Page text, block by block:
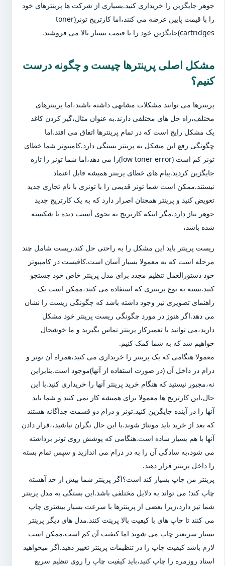
جوهر جایگزین را خریداری کنید.بسیاری از شرکت ها پرینترهای خود
را با قیمت پایین عرضه می کنند،اما کارتریج تونر(toner
cartridges)جایگزین خود را با قیمت بسیار بالا می فروشند.
مشکل اصلی پرینترها چیست و چگونه درست
کنیم؟
پرینترها می توانند مشکلات مشابهی داشته باشند،اما پرینترهای
مختلف،راه حل های مختلفی دارند.به عنوان مثال،گیر کردن کاغذ
یک مشکل رایج است که در تمام پرینترها اتفاق می افتد.اما
چگونگی رفع این مشکل به پرینتر بستگی دارد.کامپیوتر شما خطای
تونر کم است (low toner error)را می دهد،اما شما تونر را تازه
جایگزین کردید.پیام های خطای پرینتر همیشه قابل اعتماد
نیستند.ممکن است شما تونر قدیمی را با تونری با نام تجاری جدید
تعویض کنید و پرینتر همچنان اصرار دارد که به یک کارتریج جدید
جوهر نیاز دارد.مگر اینکه کارتریج به نحوی آسیب دیده یا شکسته
شده باشد،
ریست پرینتر باید این مشکل را به راحتی حل کند.ریست شامل چند
مرحله است که به معمولا بسیار آسان است.کافیست در کامپیوتر
خود دستورالعمل تنظیم مجدد برای مدل پرینتر خاص خود جستجو
کنید.بسته به نوع پرینتری که استفاده می کنید،ممکن است یک
راهنمای تصویری نیز وجود داشته باشد که چگونگی ریست را نشان
می دهد.اگر هنوز در مورد چگونگی ریست پرینتر خود مشکل
دارید،می توانید با تعمیرکار پرینتر تماس بگیرید و ما خوشحال
خواهیم شد که به شما کمک کنیم.
معمولا هنگامی که یک پرینتر را خریداری می کنید،همراه آن تونر و
درام در داخل آن (در صورت استفاده از آنها)موجود است.بنابراین
نه،مجبور نیستید که هنگام خرید پرینتر آنها را خریداری کنید.با این
حال،این کارتریج ها معمولا برای همیشه کار نمی کنند و شما باید
آنها را در آینده جایگزین کنید.تونر و درام دو قسمت جداگانه هستند
که بعد از خرید باید مونتاژ شوند.با این حال نگران نباشید،،قرار دادن
آنها با هم بسیار ساده است.هنگامی که پوشش روی تونر برداشته
می شود،به سادگی آن را به در درام می اندازید و سپس تمام بسته
را داخل پرینتر قرار دهید.
پرینتر من چاپ بسیار کند است؟اگر پرینتر شما بیش از حد آهسته
چاپ کند؛ می تواند به دلایل مختلفی باشد.این بستگی به مدل پرینتر
شما تیز دارد،زیرا بعضی از پرینترها با سرعت بسیار بیشتری چاپ
می کنند تا چاپ های با کیفیت بالا پرینت کنند.مدل های دیگر پرینتر
بسیار سریعتر چاپ می شوند اما کیفیت آن کم است.ممکن است
لازم باشد کیفیت چاپ را در تنظیمات پرینتر تغییر دهید.اگر میخواهید
اسناد روزمره را چاپ کنید،باید کیفیت چاپ را روی تنظیم سریع